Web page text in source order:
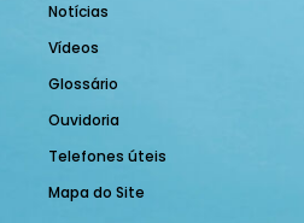
Notícias
Vídeos
Glossário
Ouvidoria
Telefones úteis
Mapa do Site